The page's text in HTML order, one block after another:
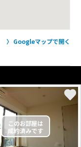
Googleマップで開く